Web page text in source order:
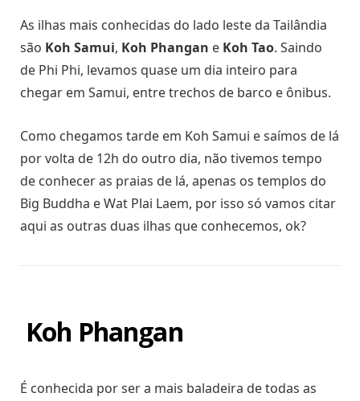
As ilhas mais conhecidas do lado leste da Tailândia
são Koh Samui, Koh Phangan e Koh Tao. Saindo
de Phi Phi, levamos quase um dia inteiro para
chegar em Samui, entre trechos de barco e ônibus.
Como chegamos tarde em Koh Samui e saímos de lá
por volta de 12h do outro dia, não tivemos tempo
de conhecer as praias de lá, apenas os templos do
Big Buddha e Wat Plai Laem, por isso só vamos citar
aqui as outras duas ilhas que conhecemos, ok?
Koh Phangan
É conhecida por ser a mais baladeira de todas as